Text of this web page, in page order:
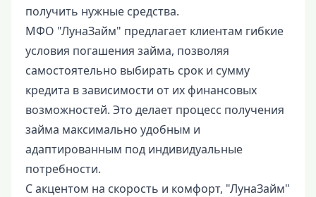
получить нужные средства.
МФО "ЛунаЗайм" предлагает клиентам гибкие
условия погашения займа, позволяя
самостоятельно выбирать срок и сумму
кредита в зависимости от их финансовых
возможностей. Это делает процесс получения
займа максимально удобным и
адаптированным под индивидуальные
потребности.
С акцентом на скорость и комфорт, "ЛунаЗайм"